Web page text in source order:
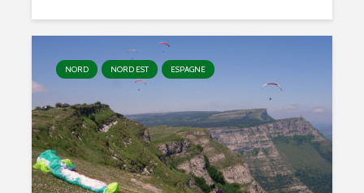
NORD NORD EST ESPAGNE